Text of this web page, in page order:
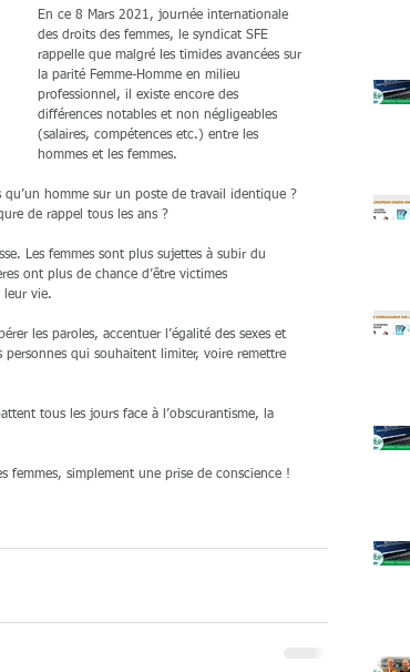
En ce 8 Mars 2021, journée internationale
des droits des femmes, le syndicat SFE
rappelle que malgré les timides avancées sur
la parité Femme-Homme en milieu
professionnel, il existe encore des
différences notables et non négligeables
(salaires, compétences etc.) entre les
hommes et les femmes.
homme sur un poste de travail identique ?
de rappel tous les ans ?
Les femmes sont plus sujettes à subir du
ont plus de chance d’être victimes
leur vie.
les paroles, accentuer l’égalité des sexes et
qui souhaitent limiter, voire remettre
tous les jours face à l’obscurantisme, la
femmes, simplement une prise de conscience !